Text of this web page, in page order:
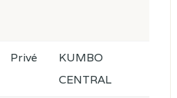
Privé
KUMBO
CENTRAL